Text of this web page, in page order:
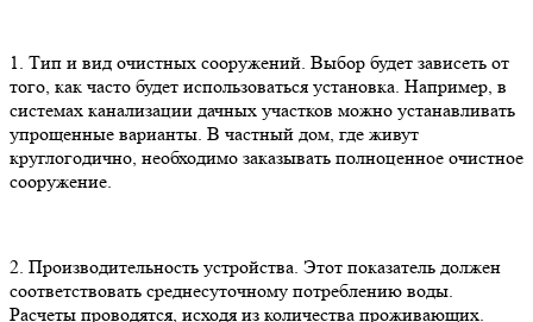
1. Тип и вид очистных сооружений. Выбор будет зависеть от
того, как часто будет использоваться установка. Например, в
системах канализации дачных участков можно устанавливать
упрощенные варианты. В частный дом, где живут
круглогодично, необходимо заказывать полноценное очистное
сооружение.
2. Производительность устройства. Этот показатель должен
соответствовать среднесуточному потреблению воды.
Расчеты проводятся, исходя из количества проживающих.